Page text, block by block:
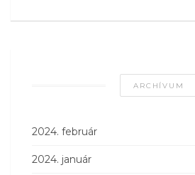
ARCHÍVUM
2024. február
2024. január